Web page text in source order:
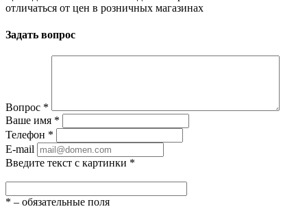
отличаться от цен в розничных магазинах
Задать вопрос
Вопрос *
Ваше имя *
Телефон *
E-mail
Введите текст с картинки *
* – обязательные поля